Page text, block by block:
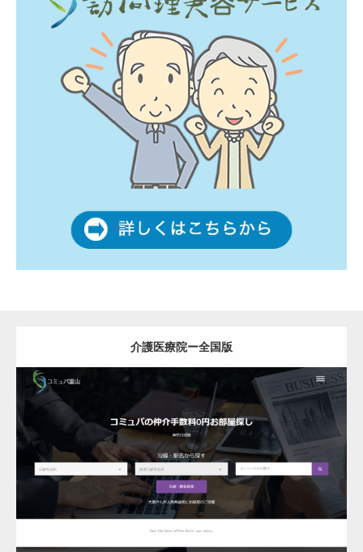
介護医療院ー全国版
更新日： 2023.03.09
介護医療院
詳細 検索サイト